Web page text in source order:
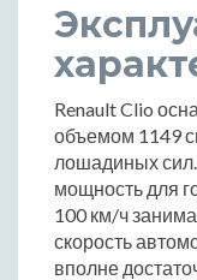
Renault Clio
объемом 1149
лошадиных
мощность для
100 км/ч
скорость
вполне